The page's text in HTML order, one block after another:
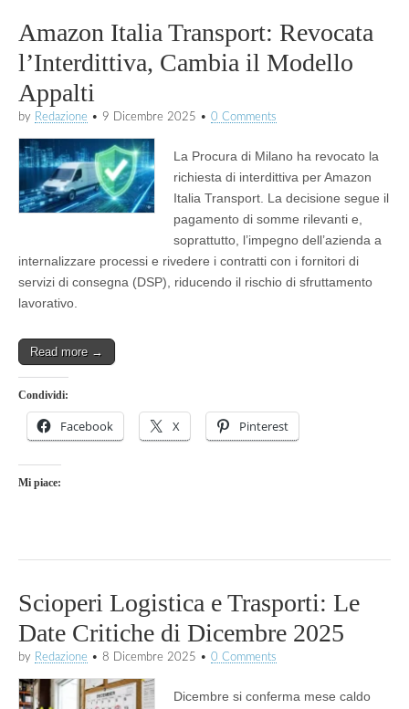
Amazon Italia Transport: Revocata
l’Interdittiva, Cambia il Modello
Appalti
by Redazione • 9 Dicembre 2025 • 0 Comments
La Procura di Milano ha revocato la
richiesta di interdittiva per Amazon
Italia Transport. La decisione segue il
pagamento di somme rilevanti e,
soprattutto, l’impegno dell’azienda a
internalizzare processi e rivedere i contratti con i fornitori di
servizi di consegna (DSP), riducendo il rischio di sfruttamento
lavorativo.
Read more →
Condividi:
Facebook X Pinterest
Mi piace:
Scioperi Logistica e Trasporti: Le
Date Critiche di Dicembre 2025
by Redazione • 8 Dicembre 2025 • 0 Comments
Dicembre si conferma mese caldo